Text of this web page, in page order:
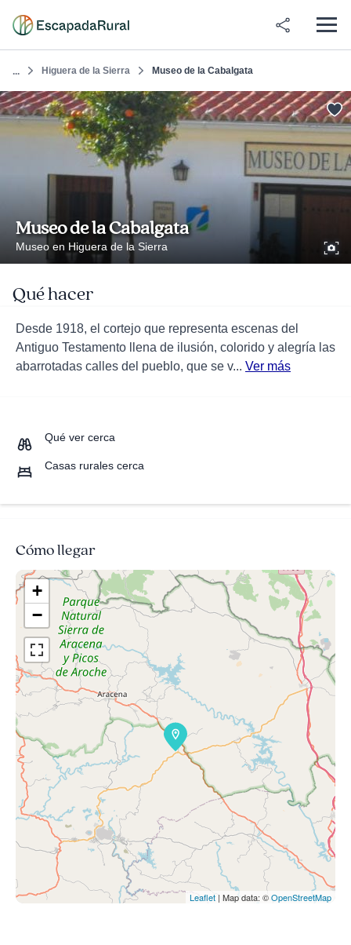
... Higuera de la Sierra Museo de la Cabalgata
Museo de la Cabalgata
Museo en Higuera de la Sierra
Qué hacer
Desde 1918, el cortejo que representa escenas del
Antiguo Testamento llena de ilusión, colorido y alegría las
abarrotadas calles del pueblo, que se v... Ver más
Qué ver cerca
Casas rurales cerca
Cómo llegar
+
−
Leaflet | Map data: ©OpenStreetMap